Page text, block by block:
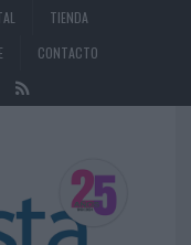
TIENDA
CONTACTO